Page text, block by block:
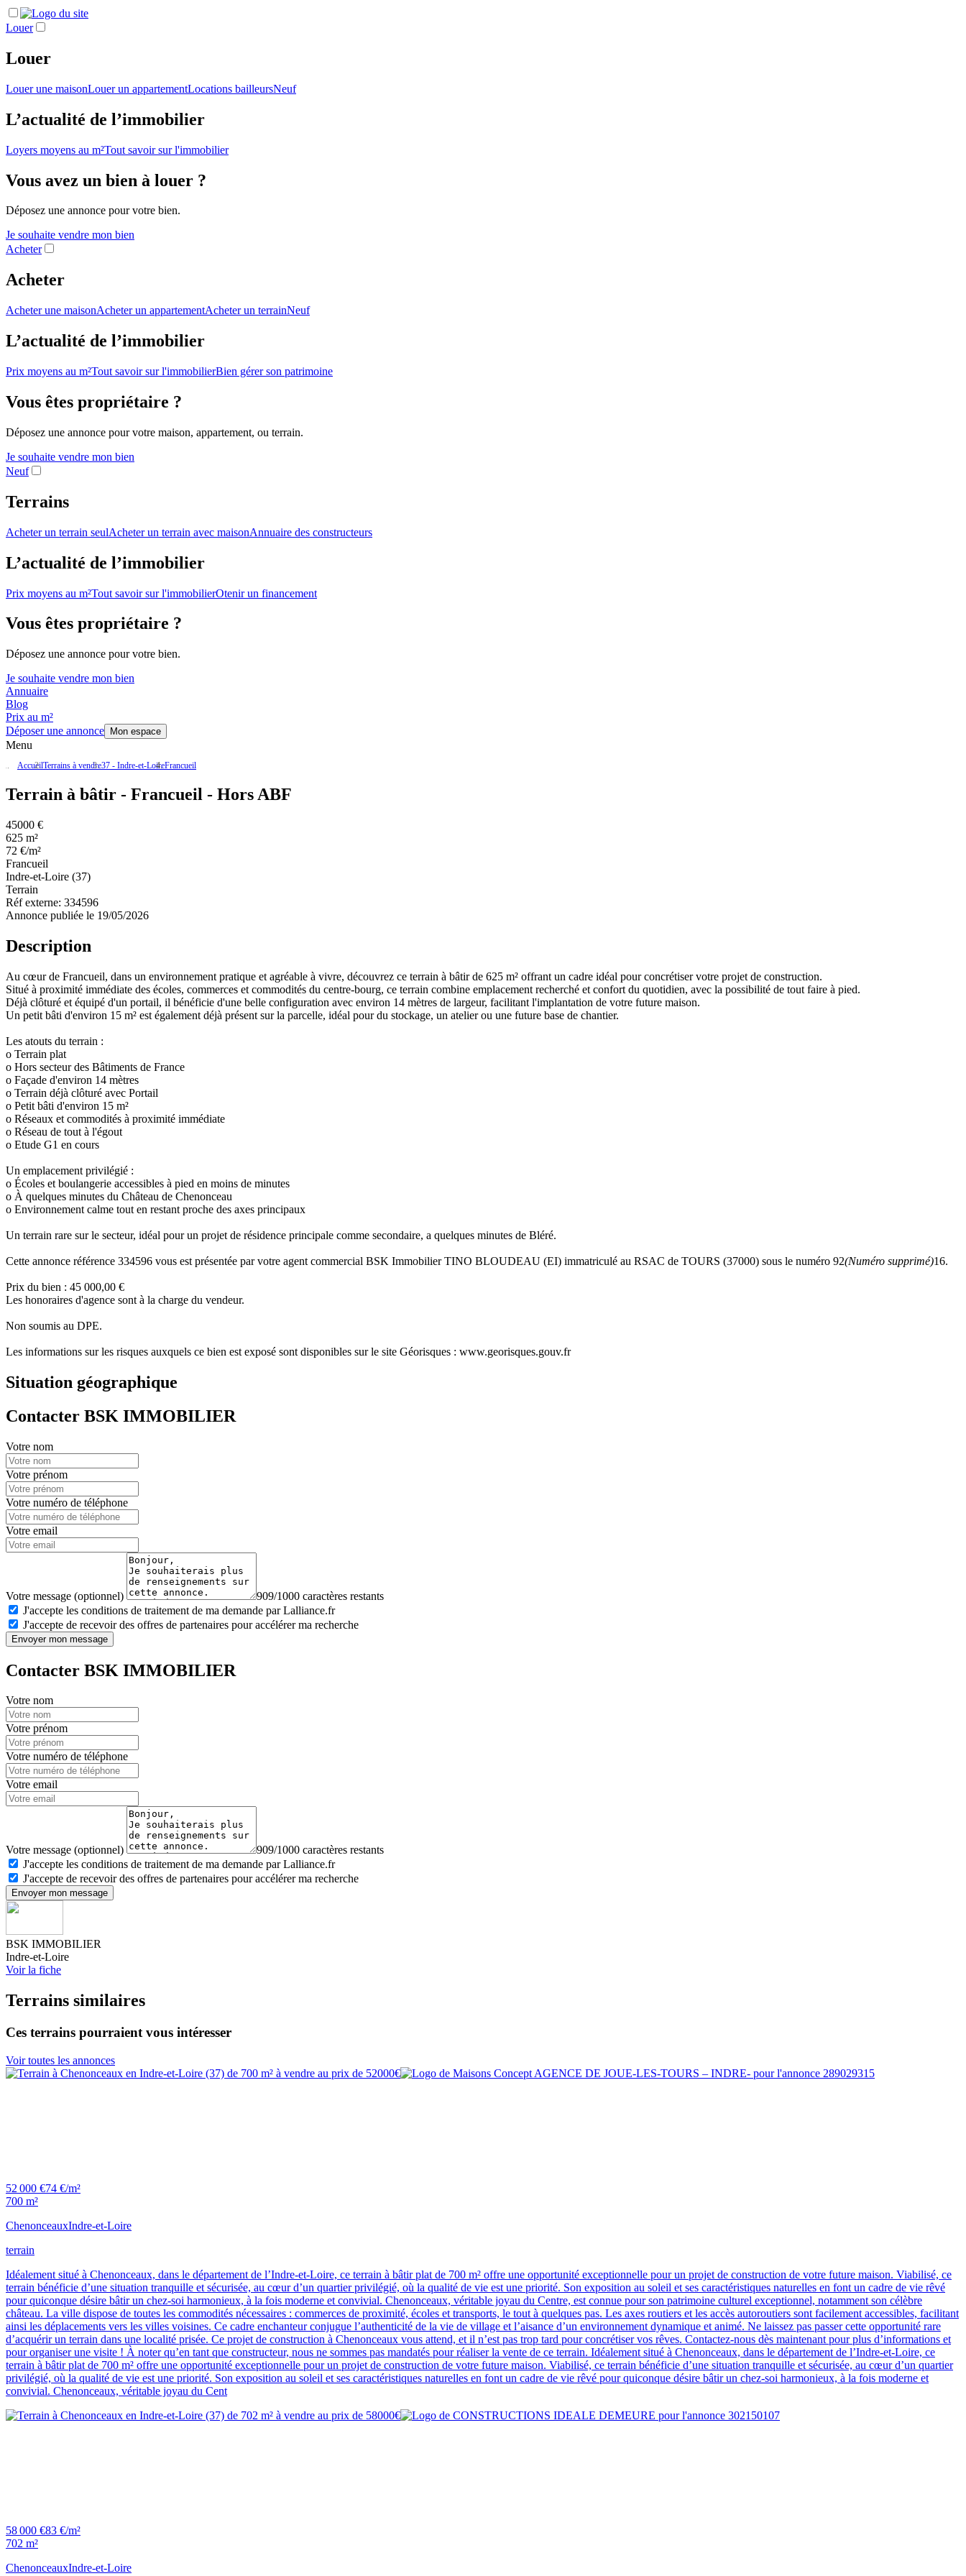
Louer
Louer
Louer une maisonLouer un appartementLocations bailleursNeuf
L’actualité de l’immobilier
Loyers moyens au m²Tout savoir sur l'immobilier
Vous avez un bien à louer ?
Déposez une annonce pour votre bien.
Je souhaite vendre mon bien
Acheter
Acheter
Acheter une maisonAcheter un appartementAcheter un terrainNeuf
L’actualité de l’immobilier
Prix moyens au m²Tout savoir sur l'immobilierBien gérer son patrimoine
Vous êtes propriétaire ?
Déposez une annonce pour votre maison, appartement, ou terrain.
Je souhaite vendre mon bien
Neuf
Terrains
Acheter un terrain seulAcheter un terrain avec maisonAnnuaire des constructeurs
L’actualité de l’immobilier
Prix moyens au m²Tout savoir sur l'immobilierOtenir un financement
Vous êtes propriétaire ?
Déposez une annonce pour votre bien.
Je souhaite vendre mon bien
Annuaire
Blog
Prix au m²
Déposer une annonce
Mon espace
Menu
AccueilTerrains à vendre37 - Indre-et-LoireFrancueil
Terrain à bâtir - Francueil - Hors ABF
45000 €
625 m²
72 €/m²
Francueil
Indre-et-Loire (37)
Terrain
Réf externe: 334596
Annonce publiée le 19/05/2026
Description
Au cœur de Francueil, dans un environnement pratique et agréable à vivre, découvrez ce terrain à bâtir de 625 m² offrant un cadre idéal pour concrétiser votre projet de construction.
Situé à proximité immédiate des écoles, commerces et commodités du centre-bourg, ce terrain combine emplacement recherché et confort du quotidien, avec la possibilité de tout faire à pied.
Déjà clôturé et équipé d'un portail, il bénéficie d'une belle configuration avec environ 14 mètres de largeur, facilitant l'implantation de votre future maison.
Un petit bâti d'environ 15 m² est également déjà présent sur la parcelle, idéal pour du stockage, un atelier ou une future base de chantier.
Les atouts du terrain :
o Terrain plat
o Hors secteur des Bâtiments de France
o Façade d'environ 14 mètres
o Terrain déjà clôturé avec Portail
o Petit bâti d'environ 15 m²
o Réseaux et commodités à proximité immédiate
o Réseau de tout à l'égout
o Etude G1 en cours
Un emplacement privilégié :
o Écoles et boulangerie accessibles à pied en moins de minutes
o À quelques minutes du Château de Chenonceau
o Environnement calme tout en restant proche des axes principaux
Un terrain rare sur le secteur, idéal pour un projet de résidence principale comme secondaire, a quelques minutes de Bléré.
Cette annonce référence 334596 vous est présentée par votre agent commercial BSK Immobilier TINO BLOUDEAU (EI) immatriculé au RSAC de TOURS (37000) sous le numéro 92(Numéro supprimé)16.
Prix du bien : 45 000,00 €
Les honoraires d'agence sont à la charge du vendeur.
Non soumis au DPE.
Les informations sur les risques auxquels ce bien est exposé sont disponibles sur le site Géorisques : www.georisques.gouv.fr
Situation géographique
Contacter BSK IMMOBILIER
Votre nom
Votre prénom
Votre numéro de téléphone
Votre email
Votre message (optionnel)
909/1000 caractères restants
J'accepte les conditions de traitement de ma demande par Lalliance.fr
J'accepte de recevoir des offres de partenaires pour accélérer ma recherche
Envoyer mon message
Contacter BSK IMMOBILIER
Votre nom
Votre prénom
Votre numéro de téléphone
Votre email
Votre message (optionnel)
909/1000 caractères restants
J'accepte les conditions de traitement de ma demande par Lalliance.fr
J'accepte de recevoir des offres de partenaires pour accélérer ma recherche
Envoyer mon message
BSK IMMOBILIER
Indre-et-Loire
Voir la fiche
Terrains similaires
Ces terrains pourraient vous intéresser
Voir toutes les annonces
52 000 €74 €/m²
700 m²
ChenonceauxIndre-et-Loire
terrain
Idéalement situé à Chenonceaux, dans le département de l’Indre-et-Loire, ce terrain à bâtir plat de 700 m² offre une opportunité exceptionnelle pour un projet de construction de votre future maison. Viabilisé, ce
terrain bénéficie d’une situation tranquille et sécurisée, au cœur d’un quartier privilégié, où la qualité de vie est une priorité. Son exposition au soleil et ses caractéristiques naturelles en font un cadre de vie rêvé
pour quiconque désire bâtir un chez-soi harmonieux, à la fois moderne et convivial. Chenonceaux, véritable joyau du Centre, est connue pour son patrimoine culturel exceptionnel, notamment son célèbre
château. La ville dispose de toutes les commodités nécessaires : commerces de proximité, écoles et transports, le tout à quelques pas. Les axes routiers et les accès autoroutiers sont facilement accessibles, facilitant
ainsi les déplacements vers les villes voisines. Ce cadre enchanteur conjugue l’authenticité de la vie de village et l’aisance d’un environnement dynamique et animé. Ne laissez pas passer cette opportunité rare
d’acquérir un terrain dans une localité prisée. Ce projet de construction à Chenonceaux vous attend, et il n’est pas trop tard pour concrétiser vos rêves. Contactez-nous dès maintenant pour plus d’informations et
pour organiser une visite ! À noter qu’en tant que constructeur, nous ne sommes pas mandatés pour réaliser la vente de ce terrain. Idéalement situé à Chenonceaux, dans le département de l’Indre-et-Loire, ce
terrain à bâtir plat de 700 m² offre une opportunité exceptionnelle pour un projet de construction de votre future maison. Viabilisé, ce terrain bénéficie d’une situation tranquille et sécurisée, au cœur d’un quartier
privilégié, où la qualité de vie est une priorité. Son exposition au soleil et ses caractéristiques naturelles en font un cadre de vie rêvé pour quiconque désire bâtir un chez-soi harmonieux, à la fois moderne et
convivial. Chenonceaux, véritable joyau du Cent
58 000 €83 €/m²
702 m²
ChenonceauxIndre-et-Loire